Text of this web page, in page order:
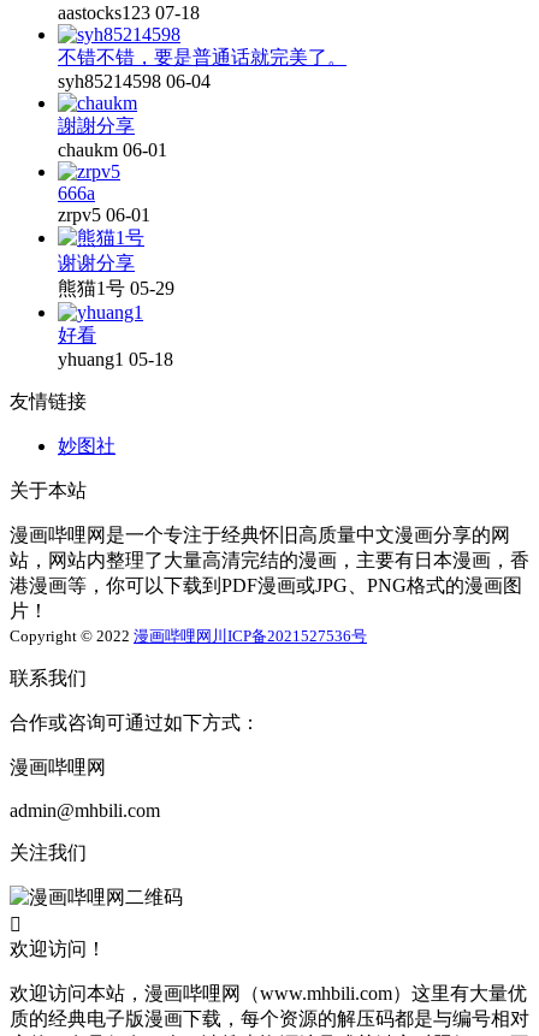
aastocks123 07-18
不错不错，要是普通话就完美了。
syh85214598 06-04
謝謝分享
chaukm 06-01
666a
zrpv5 06-01
谢谢分享
熊猫1号 05-29
好看
yhuang1 05-18
友情链接
妙图社
关于本站
漫画哔哩网是一个专注于经典怀旧高质量中文漫画分享的网
站，网站内整理了大量高清完结的漫画，主要有日本漫画，香
港漫画等，你可以下载到PDF漫画或JPG、PNG格式的漫画图
片！
Copyright © 2022 漫画哔哩网 川ICP备2021527536号
联系我们
合作或咨询可通过如下方式：
漫画哔哩网
admin@mhbili.com
关注我们

欢迎访问！
欢迎访问本站，漫画哔哩网（www.mhbili.com）这里有大量优
质的经典电子版漫画下载，每个资源的解压码都是与编号相对